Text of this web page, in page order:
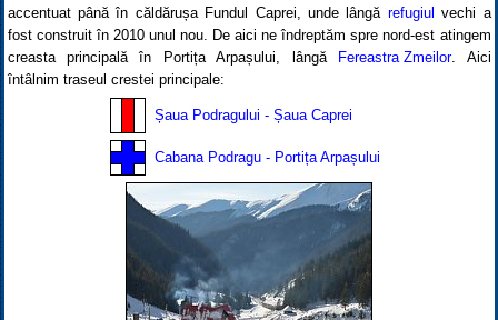
accentuat până în căldărușa Fundul Caprei, unde lângă refugiul vechi a
fost construit în 2010 unul nou. De aici ne îndreptăm spre nord-est atingem
creasta principală în Portița Arpașului, lângă
Fereastra Zmeilor. Aici
întâlnim traseul crestei principale:
Șaua Podragului - Șaua Caprei
Cabana Podragu - Portița Arpașului